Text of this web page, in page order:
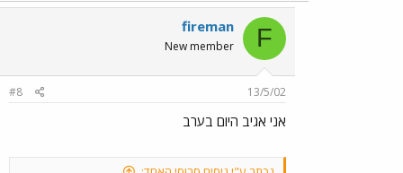
F
fireman
New member
13/5/02
#8
אני אגיב היום בערב